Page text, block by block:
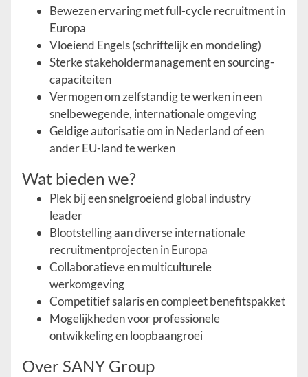
Bewezen ervaring met full-cycle recruitment in
Europa
Vloeiend Engels (schriftelijk en mondeling)
Sterke stakeholder­management en sourcing­
capaciteiten
Vermogen om zelfstandig te werken in een
snel­bewegende, internationale omgeving
Geldige autorisatie om in Nederland of een
ander EU-land te werken
Wat bieden we?
Plek bij een snelgroeiend global industry
leader
Blootstelling aan diverse internationale
recruitmentprojecten in Europa
Collaboratieve en multiculturele
werkomgeving
Competitief salaris en compleet benefits­pakket
Mogelijkheden voor professionele
ontwikkeling en loopbaangroei
Over SANY Group